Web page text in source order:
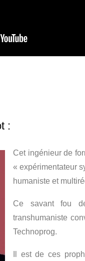
:
Cet ingénieur de
« expérimentateur
humaniste et
Ce savant fou
transhumaniste
Technoprog.
Il est de ces